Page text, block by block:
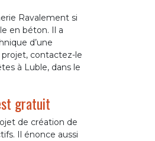
Ravalement si
en béton. Il a
d’une
projet, contactez-le
à Luble, dans le
gratuit
de création de
Il énonce aussi